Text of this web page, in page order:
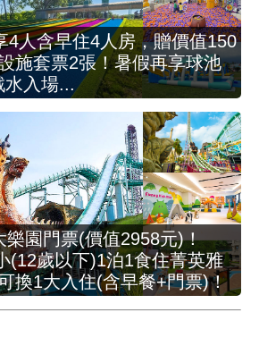
人含早住4人房，贈價值150
施套票2張！暑假再享球池
水入場...
園門票(價值2958元)！
(12歲以下)1泊1食住菁英雅
換1大入住(含早餐+門票)！